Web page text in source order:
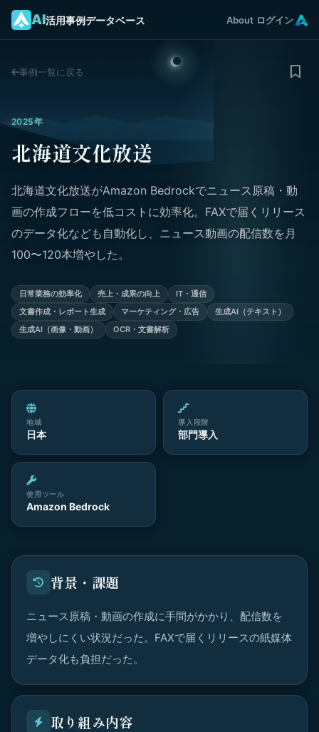
AI活用事例データベース About ログイン
事例一覧に戻る
2025年
北海道文化放送
北海道文化放送がAmazon Bedrockでニュース原稿・動
画の作成フローを低コストに効率化。FAXで届くリリース
のデータ化なども自動化し、ニュース動画の配信数を月
100〜120本増やした。
日常業務の効率化 売上・成果の向上
IT・通信
文書作成・レポート生成
マーケティング・広告
生成AI（テキスト）
生成AI（画像・動画）
OCR・文書解析
地域
日本
導入段階
部門導入
使用ツール
Amazon Bedrock
背景・課題
ニュース原稿・動画の作成に手間がかかり、配信数を
増やしにくい状況だった。FAXで届くリリースの紙媒体
データ化も負担だった。
取り組み内容